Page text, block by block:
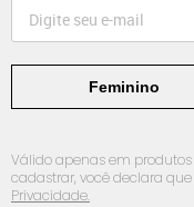
Feminino
Válido apenas em
cadastrar, você declara
Privacidade.